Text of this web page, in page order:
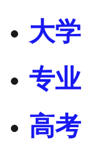
大学
专业
高考